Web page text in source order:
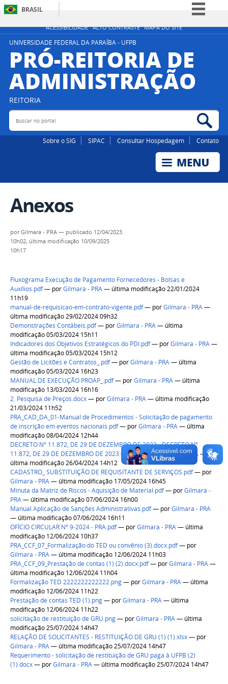
ACESSIBILIDADE ALTO CONTRASTE MAPA DO SITE
BRASIL
Simplifique!
Participe
Acesso à informação
Legislação
UNIVERSIDADE FEDERAL DA PARAÍBA - UFPB
PRÓ-REITORIA DE
ADMINISTRAÇÃO
REITORIA
Buscar no portal
Sobre o SIG SIPAC Consultar Hospedagem Contato
Anexos
porGilmara - PRA — publicado 12/04/2023
10h02, última modificação 10/09/2025
10h17
Fluxograma Execução de Pagamento Fornecedores - Bolsas e
Auxílios.pdf— porGilmara - PRA— última modificação 22/01/2024
11h19
manual-de-requisicao-em-contrato-vigente.pdf— porGilmara - PRA—
última modificação 29/02/2024 09h32
Demonstrações Contábeis.pdf— porGilmara - PRA— última
modificação 05/03/2024 15h11
Indicadores dos Objetivos Estratégicos do PDI.pdf— porGilmara - PRA—
última modificação 05/03/2024 15h12
Gestão de Licitões e Contratos_.pdf— porGilmara - PRA— última
modificação 05/03/2024 16h23
MANUAL DE EXECUÇÃO PROAP_.pdf— porGilmara - PRA— última
modificação 13/03/2024 16h16
2. Pesquisa de Preços.docx— porGilmara - PRA— última modificação
21/03/2024 11h52
PRA_CAD_DA_01-Manual de Procedimentos - Solicitação de pagamento
de inscrição em eventos nacionais.pdf— porGilmara - PRA— última
modificação 08/04/2024 12h44
DECRETO Nº 11.872, DE 29 DE DEZEMBRO DE 2023 - DECRETO Nº
11.872, DE 29 DE DEZEMBRO DE 2023 (1).pdf— porGilmara - PRA—
última modificação 26/04/2024 14h12
CADASTRO_ SUBSTITUIÇÃO DE REQUISITANTE DE SERVIÇOS.pdf— por
Gilmara - PRA— última modificação 17/05/2024 16h45
Minuta da Matriz de Riscos - Aquisição de Material.pdf— porGilmara -
PRA— última modificação 07/06/2024 16h00
Manual Aplicação de Sanções Administrativas.pdf— porGilmara - PRA
— última modificação 07/06/2024 16h11
OFÍCIO CIRCULAR Nº 9-2024 - PRA.pdf— porGilmara - PRA— última
modificação 12/06/2024 10h37
PRA_CCF_07_Formalização do TED ou convênio (3).docx.pdf— por
Gilmara - PRA— última modificação 12/06/2024 11h03
PRA_CCF_09_Prestação de contas (1) (2).docx.pdf— porGilmara - PRA—
última modificação 12/06/2024 11h04
Formalização TED 2222222222222.png— porGilmara - PRA— última
modificação 12/06/2024 11h22
Prestação de contas TED (1).png— porGilmara - PRA— última
modificação 12/06/2024 11h22
solicitação de restituição de GRU.png— porGilmara - PRA— última
modificação 25/07/2024 14h47
RELAÇÃO DE SOLICITANTES - RESTITUIÇÃO DE GRU (1) (1).xlsx— por
Gilmara - PRA— última modificação 25/07/2024 14h47
Requerimento - solicitação de restituição de GRU paga à UFPB (2)
(1).docx— porGilmara - PRA— última modificação 25/07/2024 14h47